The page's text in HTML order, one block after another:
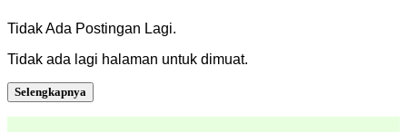
Tidak Ada Postingan Lagi.
Tidak ada lagi halaman untuk dimuat.
Selengkapnya